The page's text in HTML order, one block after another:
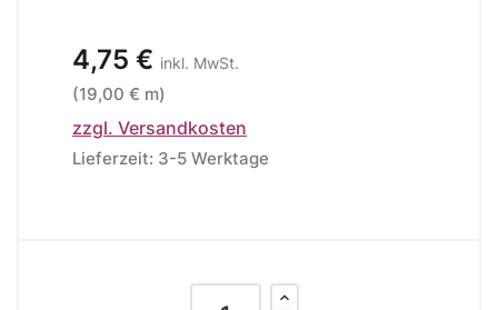
4,75 € inkl. MwSt.
(19,00 € m)
zzgl. Versandkosten
Lieferzeit: 3-5 Werktage